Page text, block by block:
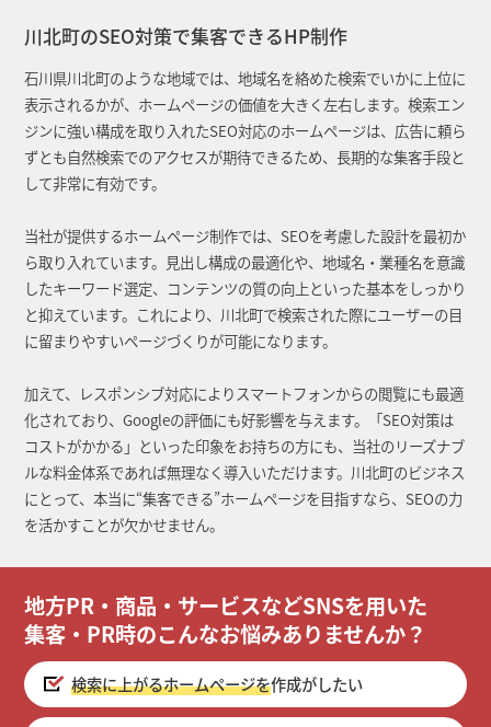
川北町のSEO対策で集客できるHP制作
石川県川北町のような地域では、地域名を絡めた検索でいかに上位に
表示されるかが、ホームページの価値を大きく左右します。検索エン
ジンに強い構成を取り入れたSEO対応のホームページは、広告に頼ら
ずとも自然検索でのアクセスが期待できるため、長期的な集客手段と
して非常に有効です。
当社が提供するホームページ制作では、SEOを考慮した設計を最初か
ら取り入れています。見出し構成の最適化や、地域名・業種名を意識
したキーワード選定、コンテンツの質の向上といった基本をしっかり
と抑えています。これにより、川北町で検索された際にユーザーの目
に留まりやすいページづくりが可能になります。
加えて、レスポンシブ対応によりスマートフォンからの閲覧にも最適
化されており、Googleの評価にも好影響を与えます。「SEO対策は
コストがかかる」といった印象をお持ちの方にも、当社のリーズナブ
ルな料金体系であれば無理なく導入いただけます。川北町のビジネス
にとって、本当に“集客できる”ホームページを目指すなら、SEOの力
を活かすことが欠かせません。
地方PR・商品・サービスなどSNSを用いた
集客・PR時のこんなお悩みありませんか？
検索に上がるホームページを作成がしたい